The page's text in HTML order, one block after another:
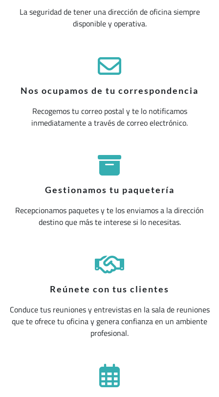
La seguridad de tener una dirección de oficina siempre
disponible y operativa.
Nos ocupamos de tu correspondencia
Recogemos tu correo postal y te lo notificamos
inmediatamente a través de correo electrónico.
Gestionamos tu paquetería
Recepcionamos paquetes y te los enviamos a la dirección
destino que más te interese si lo necesitas.
Reúnete con tus clientes
Conduce tus reuniones y entrevistas en la sala de reuniones
que te ofrece tu oficina y genera confianza en un ambiente
profesional.